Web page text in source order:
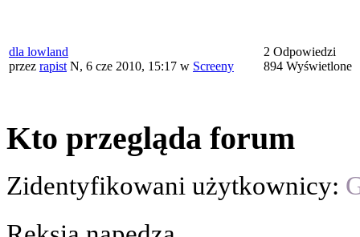
dla lowland
przez rapist N, 6 cze 2010, 15:17 w Screeny
2 Odpowiedzi
894 Wyświetlone
Kto przegląda forum
Zidentyfikowani użytkownicy: